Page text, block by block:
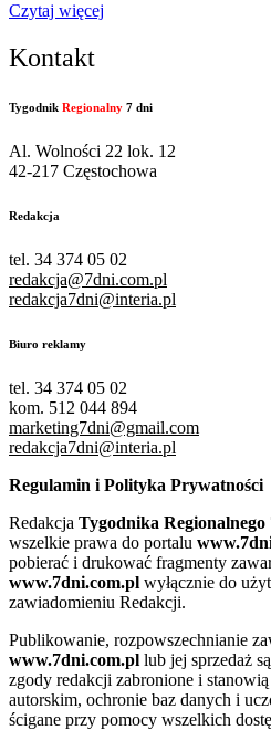
Czytaj więcej
Kontakt
Tygodnik Regionalny 7 dni
Al. Wolności 22 lok. 12
42-217 Częstochowa
Redakcja
tel. 34 374 05 02
redakcja@7dni.com.pl
redakcja7dni@interia.pl
Biuro reklamy
tel. 34 374 05 02
kom. 512 044 894
marketing7dni@gmail.com
redakcja7dni@interia.pl
Regulamin i Polityka Prywatności
Redakcja Tygodnika Regionalnego
wszelkie prawa do portalu
pobierać i drukować fragmenty
www.7dni.com.pl wyłącznie do
zawiadomieniu Redakcji.
Publikowanie, rozpowszechnianie
www.7dni.com.pl lub jej sprzedaż
zgody redakcji zabronione i
autorskim, ochronie baz danych i
ścigane przy pomocy wszelkich